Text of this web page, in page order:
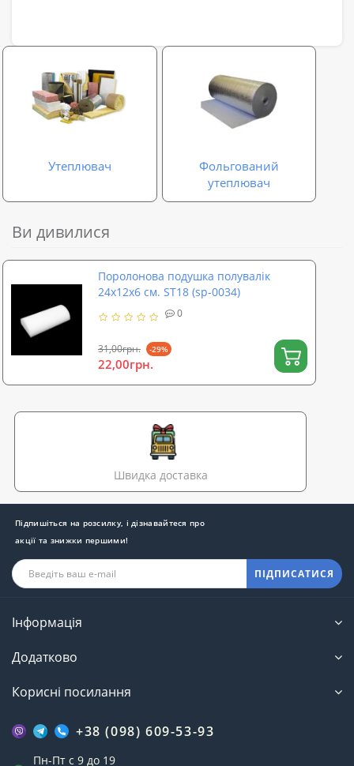
Утеплювач
Фольгований
утеплювач
Ви дивилися
Поролонова подушка полувалік
24х12х6 см. ST18 (sp-0034)
0
31,00грн. -29%
22,00грн.
Швидка доставка
Підпишіться на розсилку, і дізнавайтеся про
акції та знижки першими!
ПІДПИСАТИСЯ
Інформація
Додатково
Корисні посилання
+38 (098) 609-53-93
Пн-Пт с 9 до 19